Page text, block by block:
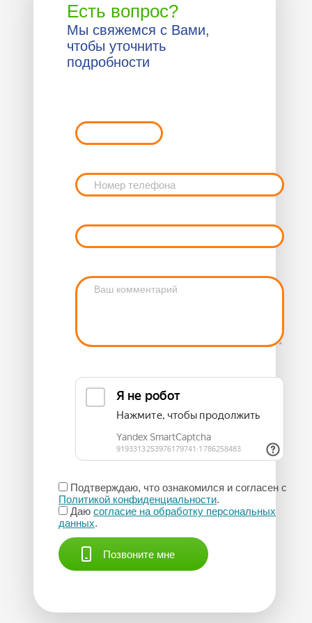
Есть вопрос?
Мы свяжемся с Вами,
чтобы уточнить
подробности
Подтверждаю, что ознакомился и согласен с
Политикой конфиденциальности.
Даю согласие на обработку персональных
данных.
Позвоните мне